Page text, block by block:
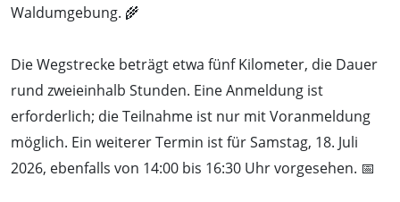
Waldumgebung. 🌾
Die Wegstrecke beträgt etwa fünf Kilometer, die Dauer
rund zweieinhalb Stunden. Eine Anmeldung ist
erforderlich; die Teilnahme ist nur mit Voranmeldung
möglich. Ein weiterer Termin ist für Samstag, 18. Juli
2026, ebenfalls von 14:00 bis 16:30 Uhr vorgesehen. 📅